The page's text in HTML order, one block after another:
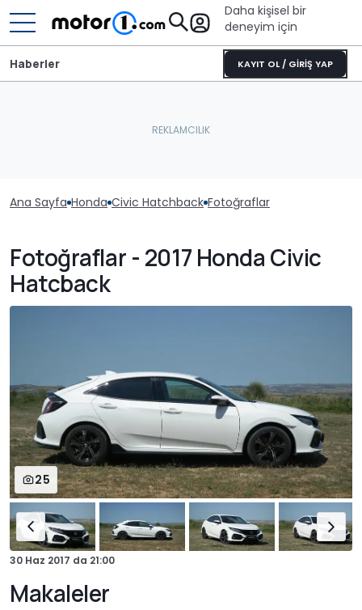
Daha kişisel bir
deneyim için
KAYIT OL / GİRİŞ YAP
Haberler
Ana Sayfa Honda Civic Hatchback Fotoğraflar
Fotoğraflar - 2017 Honda Civic
Hatcback
25
30 Haz 2017 da 21:00
Makaleler